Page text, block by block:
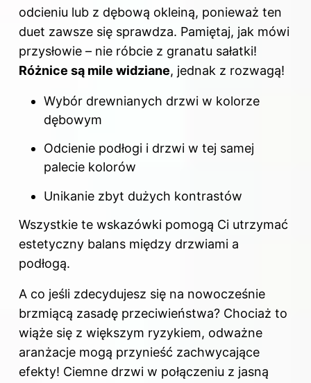
odcieniu lub z dębową okleiną, ponieważ ten
duet zawsze się sprawdza. Pamiętaj, jak mówi
przysłowie – nie róbcie z granatu sałatki!
Różnice są mile widziane, jednak z rozwagą!
Wybór drewnianych drzwi w kolorze
dębowym
Odcienie podłogi i drzwi w tej samej
palecie kolorów
Unikanie zbyt dużych kontrastów
Wszystkie te wskazówki pomogą Ci utrzymać
estetyczny balans między drzwiami a
podłogą.
A co jeśli zdecydujesz się na nowocześnie
brzmiącą zasadę przeciwieństwa? Chociaż to
wiąże się z większym ryzykiem, odważne
aranżacje mogą przynieść zachwycające
efekty! Ciemne drzwi w połączeniu z jasną